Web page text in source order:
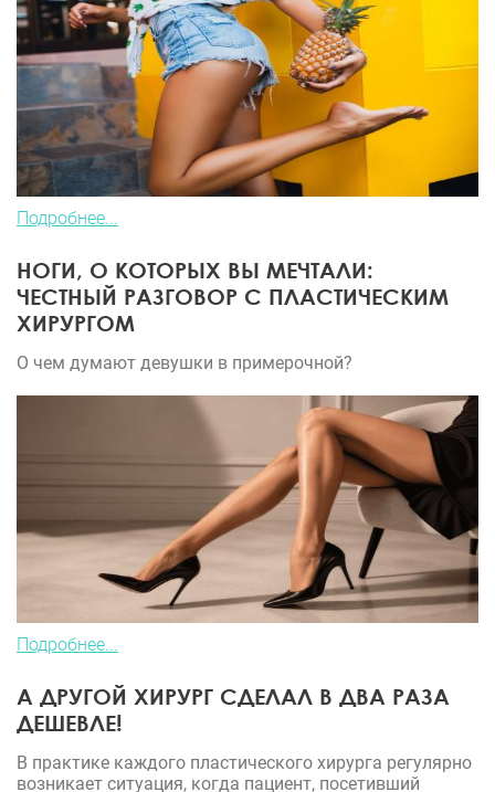
Подробнее...
НОГИ, О КОТОРЫХ ВЫ МЕЧТАЛИ:
ЧЕСТНЫЙ РАЗГОВОР С ПЛАСТИЧЕСКИМ
ХИРУРГОМ
О чем думают девушки в примерочной?
Подробнее...
А ДРУГОЙ ХИРУРГ СДЕЛАЛ В ДВА РАЗА
ДЕШЕВЛЕ!
В практике каждого пластического хирурга регулярно
возникает ситуация, когда пациент, посетивший